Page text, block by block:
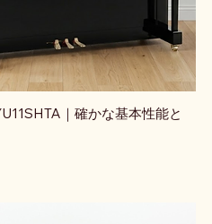
｜確かな基本性能と